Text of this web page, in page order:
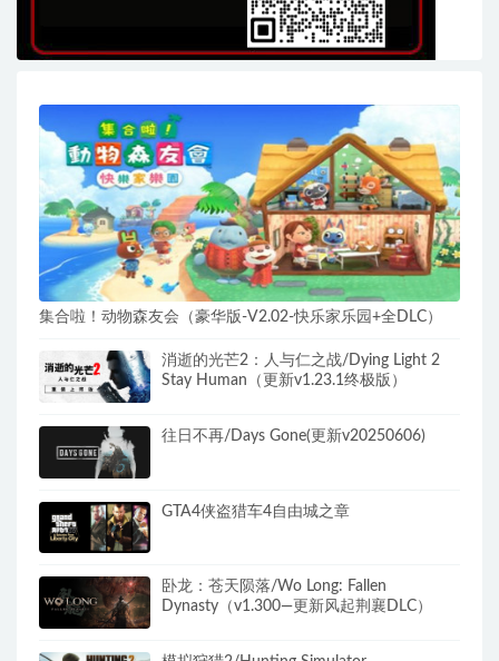
集合啦！动物森友会（豪华版-V2.02-快乐家乐园+全DLC）
消逝的光芒2：人与仁之战/Dying Light 2
Stay Human（更新v1.23.1终极版）
往日不再/Days Gone(更新v20250606)
GTA4侠盗猎车4自由城之章
卧龙：苍天陨落/Wo Long: Fallen
Dynasty（v1.300—更新风起荆襄DLC）